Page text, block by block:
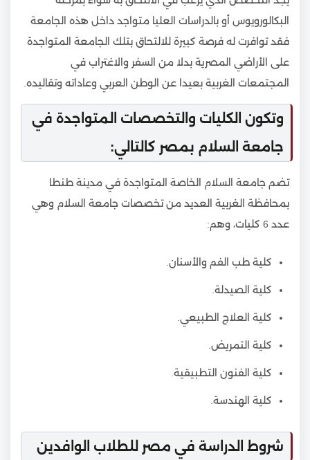
البكالورويوس أو بالدراسات العليا متواجد داخل هذه الجامعة
فقد توافرت له فرصة كبيرة للالتحاق بتلك الجامعة المتواجدة
على الأراضي المصرية بدلا من السفر والاغتراب في
المجتمعات الغربية بعيدا عن الوطن العربي وعاداته وتقاليده.
وتكون الكليات والتخصصات المتواجدة في
جامعة السلام بمصر كالتالي:
تضم جامعة السلام الخاصة المتواجدة في مدينة طنطا
بمحافظة الغربية العديد من تخصصات جامعة السلام وهي
عدد 6 كليات، وهم:
كلية طب الفم والأسنان.
كلية الصيدلة.
كلية العلاج الطبيعي.
كلية التمريض.
كلية الفنون التطبيقية.
كلية الهندسة.
شروط الدراسة في مصر للطلاب الوافدين